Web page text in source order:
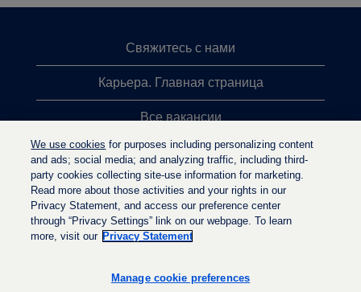
Свяжитесь с нами
Карьера. Главная страница
Все вакансии
Лидеры поиска
Политика конфиденциальности
к
к
We use cookies for purposes including personalizing content
and ads; social media; and analyzing traffic, including third-
party cookies collecting site-use information for marketing.
Read more about those activities and your rights in our
Privacy Statement, and access our preference center
through “Privacy Settings” link on our webpage. To learn
more, visit our Privacy Statement
Manage cookie preferences